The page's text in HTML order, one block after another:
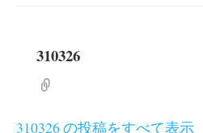
310326
310326 の投稿をすべて表示